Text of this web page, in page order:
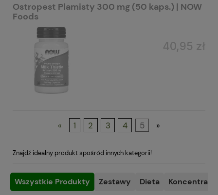
Ostropest Plamisty 300 mg (50 kaps.) | NOW
Foods
40,95 zł
« 1 2 3 4 5 »
Znajdź idealny produkt spośród innych kategorii!
Wszystkie Produkty Zestawy Dieta